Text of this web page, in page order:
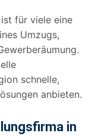
ist für viele eine
Umzugs,
schnelle,
anbieten.
in